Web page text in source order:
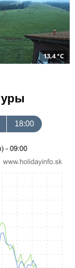
13,4 °C
18:00